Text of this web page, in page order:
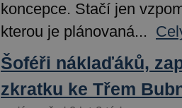
koncepce. Stačí jen
kterou je plánovaná...
Šoféři náklaďáků,
zkratku ke Třem